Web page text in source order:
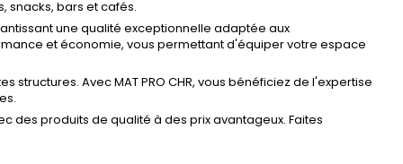
snacks, bars et cafés.
une qualité exceptionnelle adaptée aux
et économie, vous permettant d'équiper votre espace
Avec MAT PRO CHR, vous bénéficiez de l'expertise
des produits de qualité à des prix avantageux. Faites